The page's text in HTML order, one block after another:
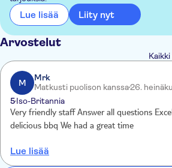
delicious BBQ lunch on-board.
Afterward, prepare for snorkelling at
islands. Coco, a small island with
palm trees, and a serene sandy beach,
of a tropical paradise. Félicité island,
dense vegetation, showcases the
Seychelles. Both islands feature vibrant
diverse flora and fauna, creating an
world.
Lue lisää Liity nyt
Arvostelut
M
Mrk
Matkusti puolison kanssa26.
5Iso-Britannia
Very friendly staff Answer all questions Excellent cook and
delicious bbq We had a great time
Lue lisää